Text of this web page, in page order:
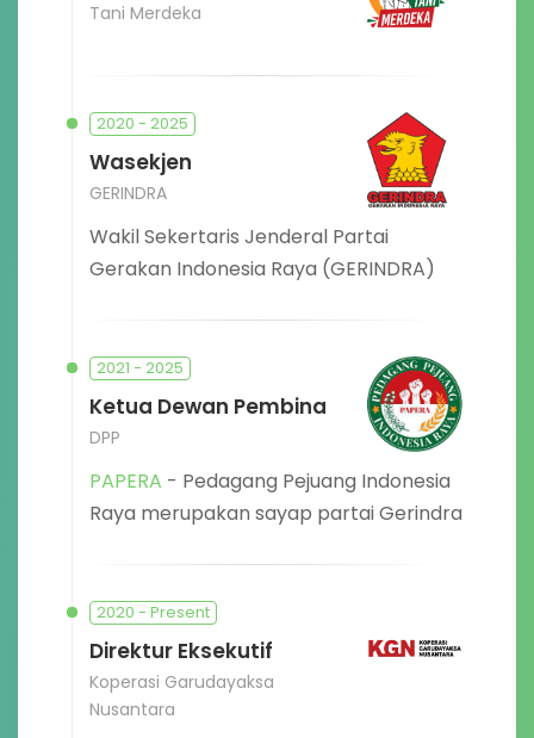
Tani Merdeka
2020 - 2025
Wasekjen
GERINDRA
Wakil Sekertaris Jenderal Partai
Gerakan Indonesia Raya (GERINDRA)
2021 - 2025
Ketua Dewan Pembina
DPP
PAPERA - Pedagang Pejuang Indonesia
Raya merupakan sayap partai Gerindra
2020 - Present
Direktur Eksekutif
Koperasi Garudayaksa
Nusantara